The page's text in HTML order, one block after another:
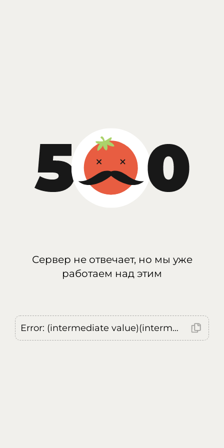
Сервер не отвечает, но мы уже
работаем над этим
Error: (intermediate value)(intermediate value)(intermediate value).replaceAll is not a function